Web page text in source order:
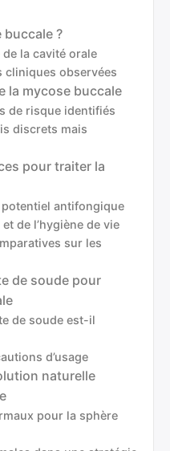
buccale ?
la cavité orale
cliniques observées
la mycose buccale
de risque identifiés
discrets mais
pour traiter la
antifongique
de l’hygiène de vie
sur les
de soude pour
de soude est-il
d’usage
naturelle
pour la sphère